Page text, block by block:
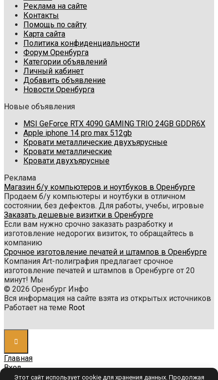
Реклама на сайте
Контакты
Помощь по сайту
Карта сайта
Политика конфиденциальности
Форум Оренбурга
Категории объявлений
Личный кабинет
Добавить объявление
Новости Оренбурга
Новые объявления
MSI GeForce RTX 4090 GAMING TRIO 24GB GDDR6X
Apple iphone 14 pro max 512gb
Кровати металлические двухъярусные
Кровати металлические
Кровати двухъярусные
Реклама
Магазин б/у компьютеров и ноутбуков в Оренбурге
Продаем б/у компьютеры и ноутбуки в отличном
состоянии, без дефектов. Для работы, учебы, игровые
Заказать дешевые визитки в Оренбурге
Если вам нужно срочно заказать разработку и
изготовление недорогих визиток, то обращайтесь в
компанию
Срочное изготовление печатей и штампов в Оренбурге
Компания Art-полиграфия предлагает срочное
изготовление печатей и штампов в Оренбурге от 20
минут! Мы
© 2026 Оренбург Инфо
Вся информация на сайте взята из открытых источников
Работает на теме Root
Главная
Вход
ВходЭтот сайт использует cookie для хранения данных. Продолжая